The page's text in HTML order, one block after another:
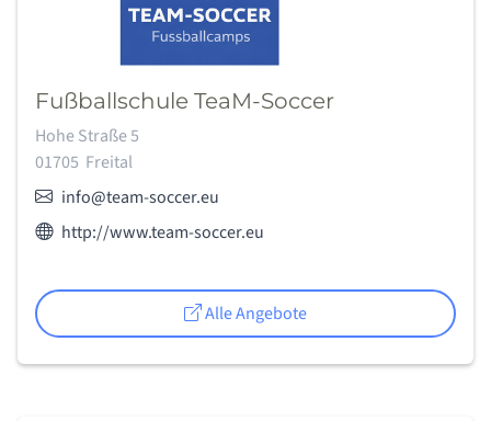
Fußballschule TeaM-Soccer
Adresse:
Hohe Straße 5
01705 Freital
E-Mail:info@team-soccer.eu
Webseite des Anbieters:
http://www.team-soccer.eu
Alle Angebote